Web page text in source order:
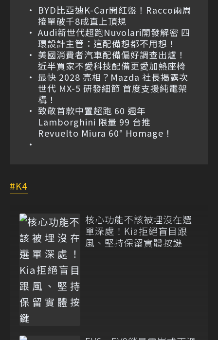
BYD比亞迪K-Car開紅盤！Racco兩周
接單破千8成直上頂規
Audi新世代超跑Nuvolari開發解密 四
環設計主管：這配備想都不用想！
美國消費者汽車配備偏好調查出爐！
近半買家不愛科技配備更愛加熱座椅
最快 2028 亮相？Mazda 社長揭露次
世代 MX-5 研發細節 首度支援純電架
構！
致敬首款中置超跑 60 週年
Lamborghini 限量 99 台推
Revuelto Miura 60° Homage！
K4
核心功能不該被埋沒在選
單深處！Kia拒絕盲目跟
風、堅持保留實體按鍵